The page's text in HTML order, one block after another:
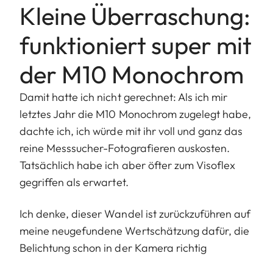
Kleine Überraschung:
funktioniert super mit
der M10 Monochrom
Damit hatte ich nicht gerechnet: Als ich mir
letztes Jahr die M10 Monochrom zugelegt habe,
dachte ich, ich würde mit ihr voll und ganz das
reine Messsucher-Fotografieren auskosten.
Tatsächlich habe ich aber öfter zum Visoflex
gegriffen als erwartet.
Ich denke, dieser Wandel ist zurückzuführen auf
meine neugefundene Wertschätzung dafür, die
Belichtung schon in der Kamera richtig